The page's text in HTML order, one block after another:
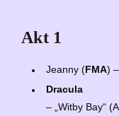
Akt 1
Jeanny (FMA)
Dracula
– „Witby Bay“